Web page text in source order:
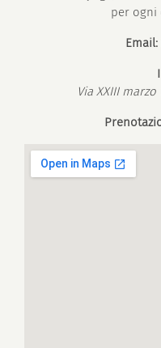
per ogni
Email:
Via XXIII marzo